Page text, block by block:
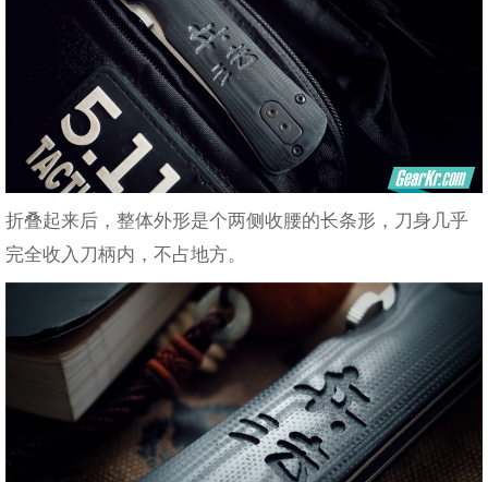
折叠起来后，整体外形是个两侧收腰的长条形，刀身几乎
完全收入刀柄内，不占地方。